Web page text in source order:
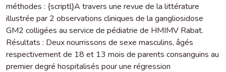
méthodes : {scriptl}A travers une revue de la littérature
illustrée par 2 observations cliniques de la gangliosidose
GM2 colligées au service de pédiatrie de HMIMV Rabat.
Résultats : Deux nourrissons de sexe masculins, âgés
respectivement de 18 et 13 mois de parents consanguins au
premier degré hospitalisés pour une régression